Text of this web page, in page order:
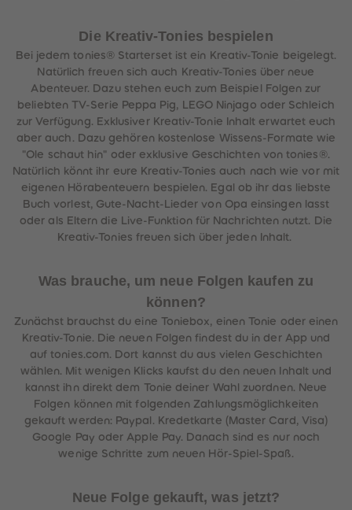
Die Kreativ-Tonies bespielen
Bei jedem tonies® Starterset ist ein Kreativ-Tonie beigelegt.
Natürlich freuen sich auch Kreativ-Tonies über neue
Abenteuer. Dazu stehen euch zum Beispiel Folgen zur
beliebten TV-Serie Peppa Pig, LEGO Ninjago oder Schleich
zur Verfügung. Exklusiver Kreativ-Tonie Inhalt erwartet euch
aber auch. Dazu gehören kostenlose Wissens-Formate wie
"Ole schaut hin" oder exklusive Geschichten von tonies®.
Natürlich könnt ihr eure Kreativ-Tonies auch nach wie vor mit
eigenen Hörabenteuern bespielen. Egal ob ihr das liebste
Buch vorlest, Gute-Nacht-Lieder von Opa einsingen lasst
oder als Eltern die Live-Funktion für Nachrichten nutzt. Die
Kreativ-Tonies freuen sich über jeden Inhalt.
Was brauche, um neue Folgen kaufen zu
können?
Zunächst brauchst du eine Toniebox, einen Tonie oder einen
Kreativ-Tonie. Die neuen Folgen findest du in der App und
auf tonies.com. Dort kannst du aus vielen Geschichten
wählen. Mit wenigen Klicks kaufst du den neuen Inhalt und
kannst ihn direkt dem Tonie deiner Wahl zuordnen. Neue
Folgen können mit folgenden Zahlungsmöglichkeiten
gekauft werden: Paypal. Kredetkarte (Master Card, Visa)
Google Pay oder Apple Pay. Danach sind es nur noch
wenige Schritte zum neuen Hör-Spiel-Spaß.
Neue Folge gekauft, was jetzt?